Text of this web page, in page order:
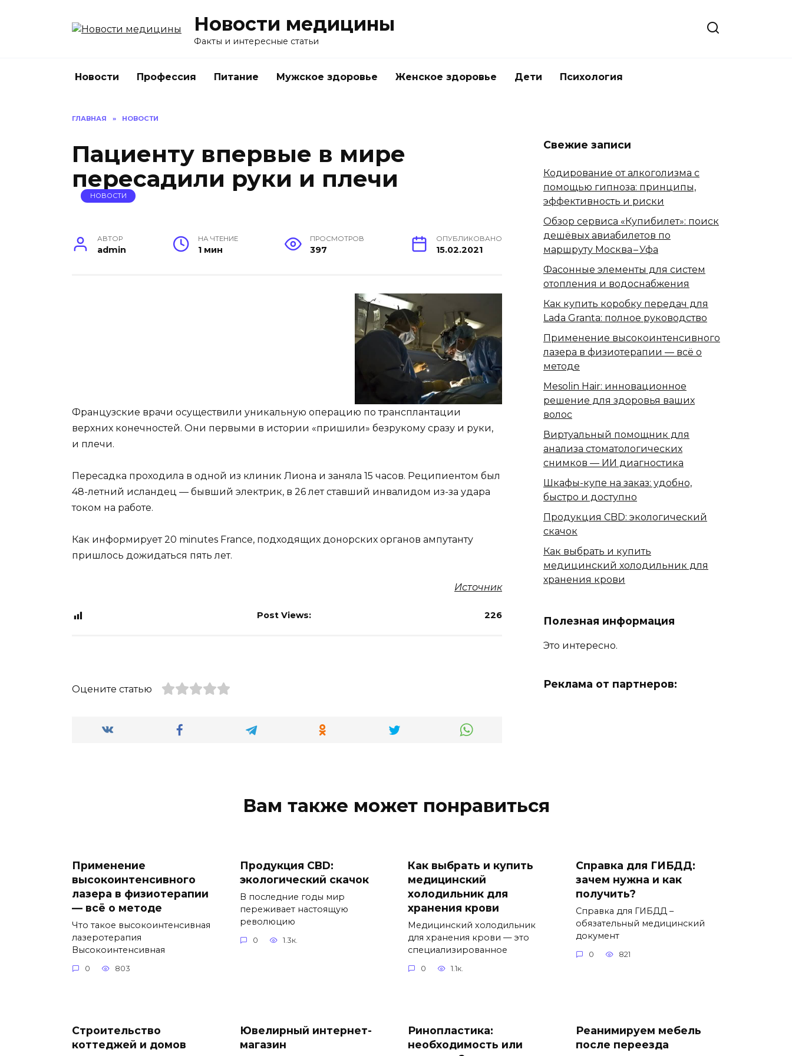
Новости медицины
Факты и интересные статьи
Новости Профессия Питание Мужское здоровье Женское здоровье Дети Психология
ГЛАВНАЯ » НОВОСТИ
Пациенту впервые в мире
пересадили руки и плечи
НОВОСТИ
АВТОР
admin
НА ЧТЕНИЕ
1 мин
ПРОСМОТРОВ
397
ОПУБЛИКОВАНО
15.02.2021
Французские врачи осуществили уникальную операцию по трансплантации
верхних конечностей. Они первыми в истории «пришили» безрукому сразу и руки,
и плечи.
Пересадка проходила в одной из клиник Лиона и заняла 15 часов. Реципиентом был
48-летний исландец — бывший электрик, в 26 лет ставший инвалидом из-за удара
током на работе.
Как информирует 20 minutes France, подходящих донорских органов ампутанту
пришлось дожидаться пять лет.
Источник
Post Views: 226
Оцените статью
Свежие записи
Кодирование от алкоголизма с
помощью гипноза: принципы,
эффективность и риски
Обзор сервиса «Купибилет»: поиск
дешёвых авиабилетов по
маршруту Москва – Уфа
Фасонные элементы для систем
отопления и водоснабжения
Как купить коробку передач для
Lada Granta: полное руководство
Применение высокоинтенсивного
лазера в физиотерапии — всё о
методе
Mesolin Hair: инновационное
решение для здоровья ваших
волос
Виртуальный помощник для
анализа стоматологических
снимков — ИИ диагностика
Шкафы-купе на заказ: удобно,
быстро и доступно
Продукция CBD: экологический
скачок
Как выбрать и купить
медицинский холодильник для
хранения крови
Полезная информация
Это интересно.
Реклама от партнеров:
Вам также может понравиться
Применение
высокоинтенсивного
лазера в физиотерапии
— всё о методе
Что такое высокоинтенсивная
лазеротерапия
Высокоинтенсивная
0 803
Продукция CBD:
экологический скачок
В последние годы мир
переживает настоящую
революцию
0 1.3к.
Как выбрать и купить
медицинский
холодильник для
хранения крови
Медицинский холодильник
для хранения крови — это
специализированное
0 1.1к.
Справка для ГИБДД:
зачем нужна и как
получить?
Справка для ГИБДД –
обязательный медицинский
документ
0 821
Строительство
коттеджей и домов
Ювелирный интернет-
магазин
Ринопластика:
необходимость или
Реанимируем мебель
после переезда